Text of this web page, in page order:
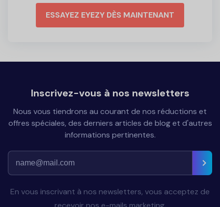
ESSAYEZ EYEZY DÈS MAINTENANT
Inscrivez-vous à nos newsletters
Nous vous tiendrons au courant de nos réductions et
offres spéciales, des derniers articles de blog et d'autres
informations pertinentes.
En vous inscrivant à nos newsletters, vous acceptez de